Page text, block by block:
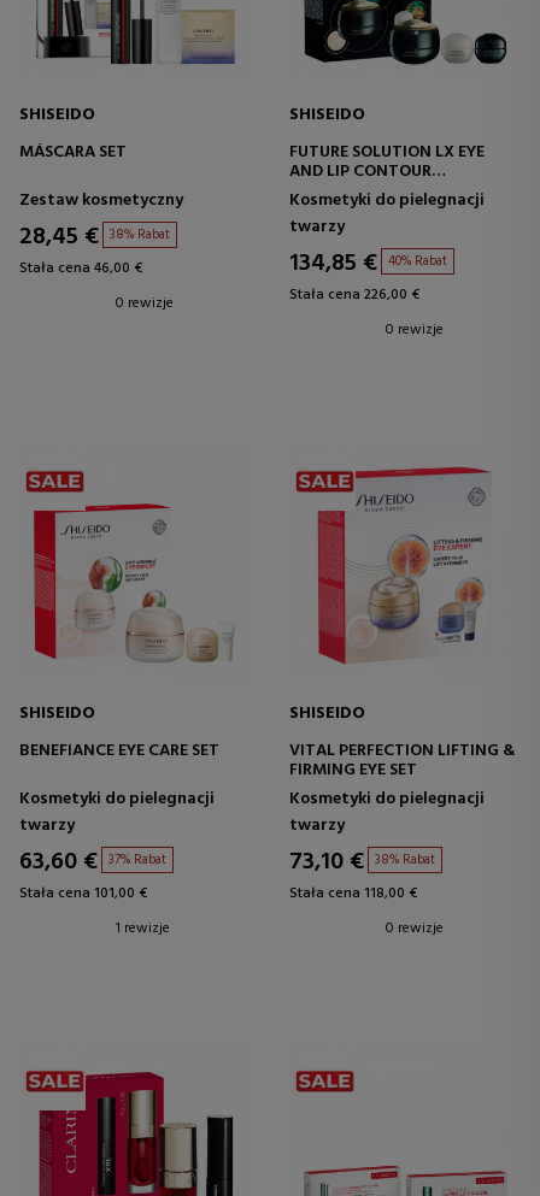
SHISEIDO
MÁSCARA SET
Zestaw kosmetyczny
28,45 € 38% Rabat
Stała cena 46,00 €
0 rewizje
SHISEIDO
FUTURE SOLUTION LX EYE
AND LIP CONTOUR
REGENERATING CREAM SET
Kosmetyki do pielegnacji
twarzy
134,85 € 40% Rabat
Stała cena 226,00 €
0 rewizje
SHISEIDO
BENEFIANCE EYE CARE SET
Kosmetyki do pielegnacji
twarzy
63,60 € 37% Rabat
Stała cena 101,00 €
1 rewizje
SHISEIDO
VITAL PERFECTION LIFTING &
FIRMING EYE SET
Kosmetyki do pielegnacji
twarzy
73,10 € 38% Rabat
Stała cena 118,00 €
0 rewizje